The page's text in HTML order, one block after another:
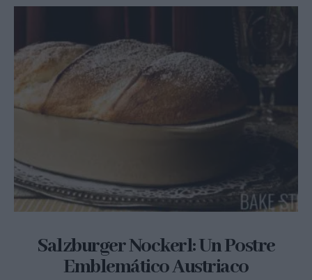
Salzburger Nockerl: Un Postre
Emblemático Austriaco